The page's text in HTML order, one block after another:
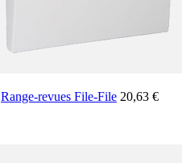
Range-revues File-File 20,63 €